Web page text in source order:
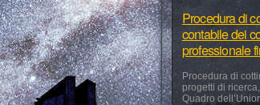
Procedura di
contabile dei
professionale
Procedura di
progetti di
Quadro